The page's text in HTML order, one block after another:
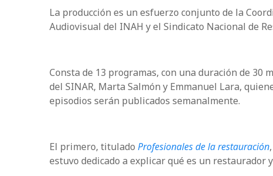
La producción es un esfuerzo conjunto de la
Audiovisual del INAH y el Sindicato Nacional de
Consta de 13 programas, con una duración de 30
del SINAR, Marta Salmón y Emmanuel Lara,
episodios serán publicados semanalmente.
El primero, titulado Profesionales de la restauración
estuvo dedicado a explicar qué es un restaurador